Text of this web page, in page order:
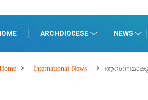
ARCHDIOCESE NEWS
Home International News